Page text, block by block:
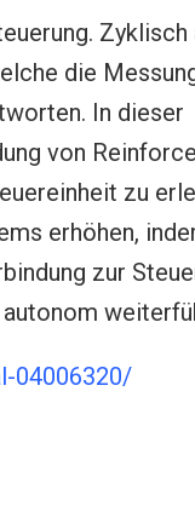
die
In dieser
von
zu
erhöhen,
zur
04006320/